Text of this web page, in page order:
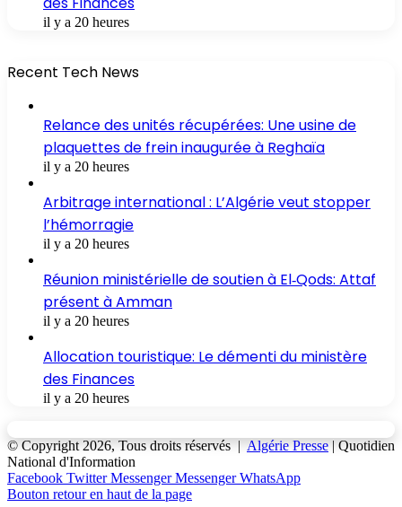
il y a 20 heures
Recent Tech News
Relance des unités récupérées: Une usine de
plaquettes de frein inaugurée à Reghaïa
il y a 20 heures
Arbitrage international : L’Algérie veut stopper
l’hémorragie
il y a 20 heures
Réunion ministérielle de soutien à El‑Qods: Attaf
présent à Amman
il y a 20 heures
Allocation touristique: Le démenti du ministère
des Finances
il y a 20 heures
© Copyright 2026, Tous droits réservés |Algérie Presse| Quotidien
National d'Information
Facebook Twitter Messenger Messenger WhatsApp
Bouton retour en haut de la page